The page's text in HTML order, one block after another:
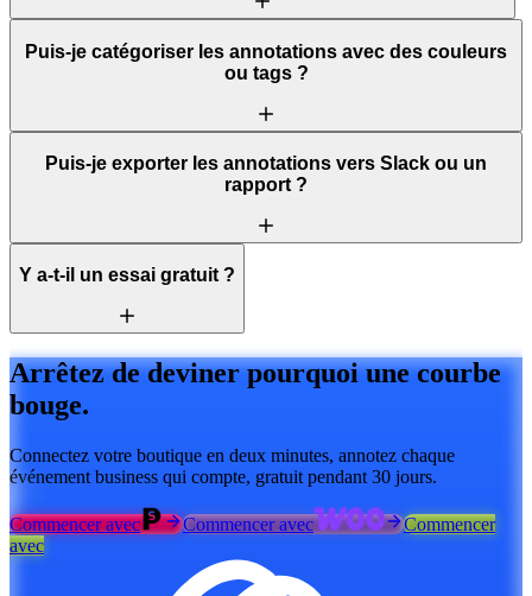
Puis-je catégoriser les annotations avec des couleurs
ou tags ?
Puis-je exporter les annotations vers Slack ou un
rapport ?
Y a-t-il un essai gratuit ?
Arrêtez de deviner pourquoi une courbe
bouge.
Connectez votre boutique en deux minutes, annotez chaque
événement business qui compte, gratuit pendant 30 jours.
Commencer avec Commencer avec
Commencer
avec